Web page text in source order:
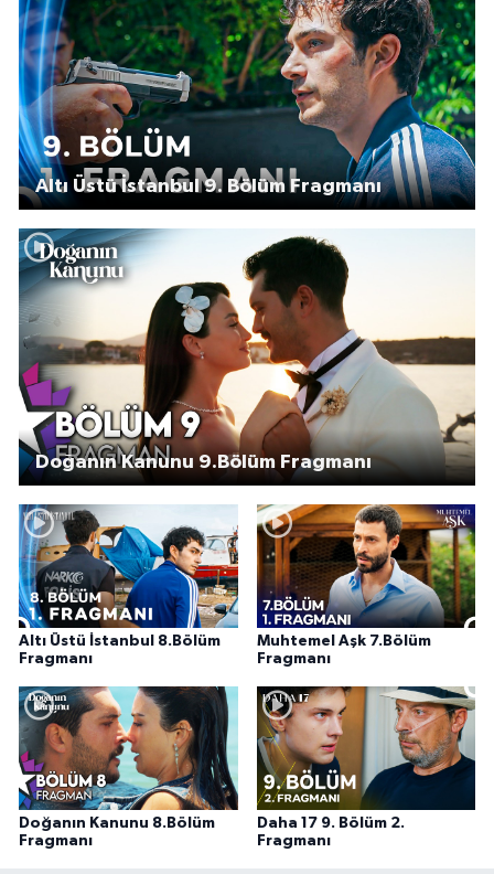
Altı Üstü İstanbul 9. Bölüm Fragmanı
Doğanın Kanunu 9.Bölüm Fragmanı
Altı Üstü İstanbul 8.Bölüm
Fragmanı
Muhtemel Aşk 7.Bölüm
Fragmanı
Doğanın Kanunu 8.Bölüm
Fragmanı
Daha 17 9. Bölüm 2.
Fragmanı